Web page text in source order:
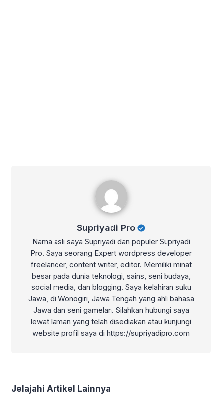
Supriyadi Pro
Nama asli saya Supriyadi dan populer Supriyadi
Pro. Saya seorang Expert wordpress developer
freelancer, content writer, editor. Memiliki minat
besar pada dunia teknologi, sains, seni budaya,
social media, dan blogging. Saya kelahiran suku
Jawa, di Wonogiri, Jawa Tengah yang ahli bahasa
Jawa dan seni gamelan. Silahkan hubungi saya
lewat laman yang telah disediakan atau kunjungi
website profil saya di https://supriyadipro.com
Jelajahi Artikel Lainnya